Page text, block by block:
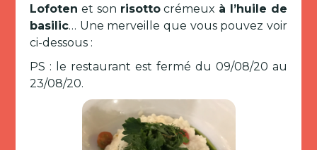
Lofoten et son risottocrémeux à l’huile de
basilic… Une merveille que vous pouvez voir
ci-dessous :
PS : le restaurant est fermé du 09/08/20 au
23/08/20.